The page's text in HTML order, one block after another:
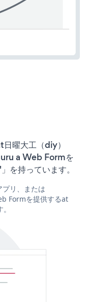
曜大工（diy）
a Web Formを
を持っています。
リ、または
Formを提供するat